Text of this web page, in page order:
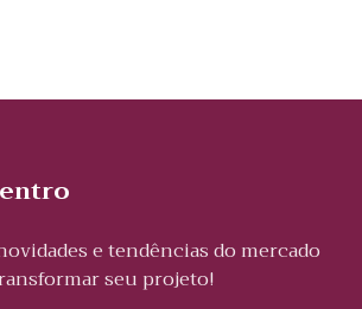
e tendências do mercado
seu projeto!